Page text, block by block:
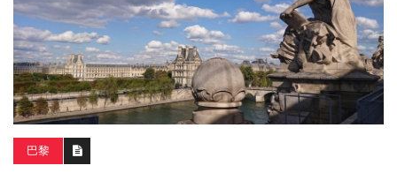
東
南
亞
日
韓
遊
巴黎